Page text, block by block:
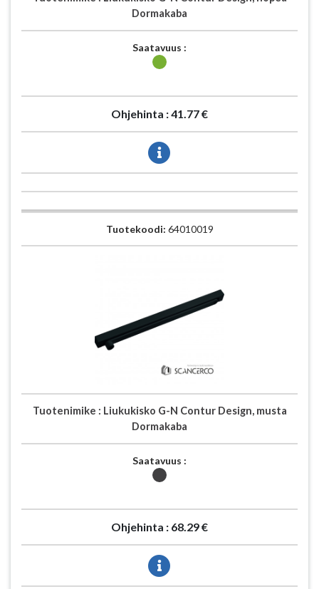
Dormakaba
Saatavuus :
Ohjehinta :41.77 €
Tuotekoodi: 64010019
Tuotenimike : Liukukisko G-N Contur Design, musta
Dormakaba
Saatavuus :
Ohjehinta : 68.29 €